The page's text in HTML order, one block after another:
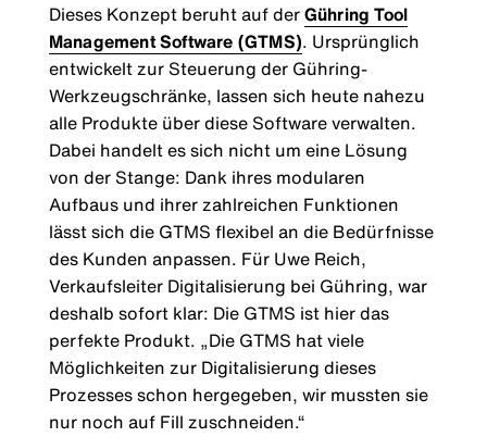
Dieses Konzept beruht auf derGühring Tool
Management Software (GTMS). Ursprünglich
entwickelt zur Steuerung der Gühring-
Werkzeugschränke, lassen sich heute nahezu
alle Produkte über diese Software verwalten.
Dabei handelt es sich nicht um eine Lösung
von der Stange: Dank ihres modularen
Aufbaus und ihrer zahlreichen Funktionen
lässt sich die GTMS flexibel an die Bedürfnisse
des Kunden anpassen. Für Uwe Reich,
Verkaufsleiter Digitalisierung bei Gühring, war
deshalb sofort klar: Die GTMS ist hier das
perfekte Produkt. „Die GTMS hat viele
Möglichkeiten zur Digitalisierung dieses
Prozesses schon hergegeben, wir mussten sie
nur noch auf Fill zuschneiden.“